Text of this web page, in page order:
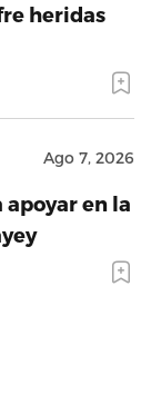
heridas
Ago 7, 2026
en la